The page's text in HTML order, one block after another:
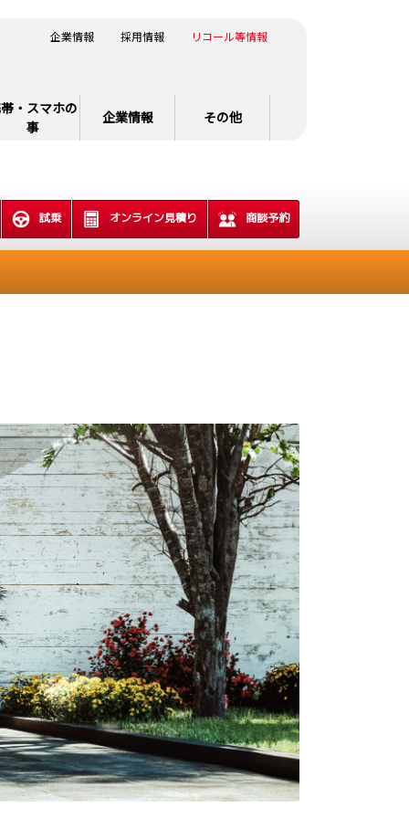
・スマホの
事
企業情報 その他
企業情報 採用情報 リコール等情報
試乗 オンライン見積り 商談予約